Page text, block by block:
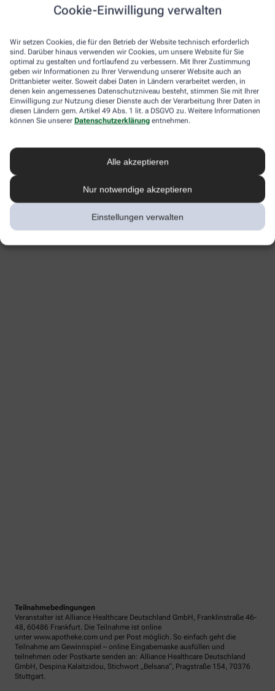
Cookie-Einwilligung verwalten
Wir setzen Cookies, die für den Betrieb der Website technisch erforderlich
sind. Darüber hinaus verwenden wir Cookies, um unsere Website für Sie
optimal zu gestalten und fortlaufend zu verbessern. Mit Ihrer Zustimmung
geben wir Informationen zu Ihrer Verwendung unserer Website auch an
Drittanbieter weiter. Soweit dabei Daten in Ländern verarbeitet werden, in
denen kein angemessenes Datenschutzniveau besteht, stimmen Sie mit Ihrer
Einwilligung zur Nutzung dieser Dienste auch der Verarbeitung Ihrer Daten in
diesen Ländern gem. Artikel 49 Abs. 1 lit. a DSGVO zu. Weitere Informationen
können Sie unserer Datenschutzerklärung entnehmen.
Alle akzeptieren
Nur notwendige akzeptieren
Einstellungen verwalten
Schuhgröße, auch das cC- sowie cB-Maß in cm ein. So können wir Ihnen
den Gewinn in der richtigen Größe zusenden. Hier finden Sie alle BELSANA
Teilnahmebedingungen
Veranstalter ist Alliance Healthcare Deutschland GmbH, Franklinstraße 46-
48, 60486 Frankfurt. Die Teilnahme ist online
unter www.apotheke.com und per Post möglich. So einfach geht die
Teilnahme am Gewinnspiel – online Eingabemaske ausfüllen und
teilnehmen oder Postkarte senden an: Alliance Healthcare Deutschland
GmbH, Despina Kalaitzidou, Stichwort „Belsana“, Pragstraße 154, 70376
Stuttgart.